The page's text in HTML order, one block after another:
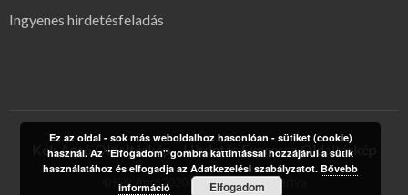
Ingyenes hirdetésfeladás
Kék Apró Oldaltérkép Hirdetés Expressz Oldaltérkép
© Kék Apró 2020 | Minden jog fenntartva
Ez az oldal - sok más weboldalhoz hasonlóan - sütiket (cookie)
használ. Az "Elfogadom" gombra kattintással hozzájárul a sütik
használatához és elfogadja az Adatkezelési szabályzatot.Bővebb
információ
Elfogadom